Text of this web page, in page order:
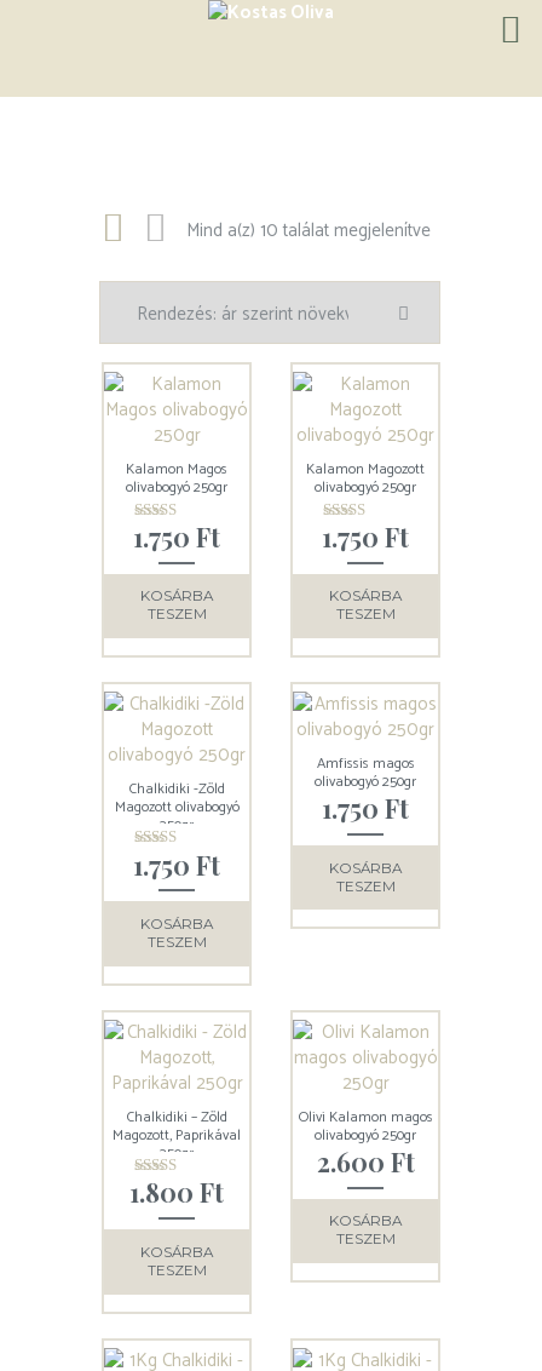
Mind a(z) 10 találat megjelenítve
Kalamon Magos
olivabogyó 250gr
Értékelés:
5.00
/ 5
1.750 Ft
KOSÁRBA
TESZEM
Kalamon Magozott
olivabogyó 250gr
Értékelés:
4.88
/ 5
1.750 Ft
KOSÁRBA
TESZEM
Chalkidiki -Zöld
Magozott olivabogyó
250gr
Értékelés:
5.00
/ 5
1.750 Ft
KOSÁRBA
TESZEM
Amfissis magos
olivabogyó 250gr
1.750 Ft
KOSÁRBA
TESZEM
Chalkidiki – Zöld
Magozott, Paprikával
250gr
Értékelés:
5.00
/ 5
1.800 Ft
KOSÁRBA
TESZEM
Olivi Kalamon magos
olivabogyó 250gr
2.600 Ft
KOSÁRBA
TESZEM